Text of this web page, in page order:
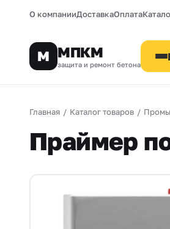
О компанииДоставкаОплата
М МПКМ
защита и ремонт бетона
Главная / Каталог товаров /
Праймер